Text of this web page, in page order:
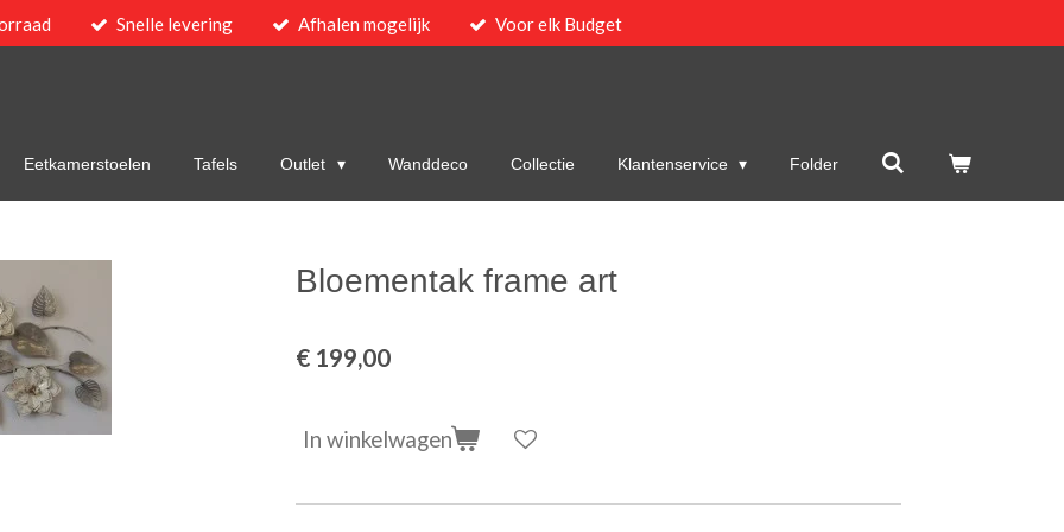
Snelle levering Afhalen mogelijk Voor elk Budget
Eetkamerstoelen Tafels Outlet Wanddeco Collectie Klantenservice Folder
Bloementak frame art
€ 199,00
In winkelwagen